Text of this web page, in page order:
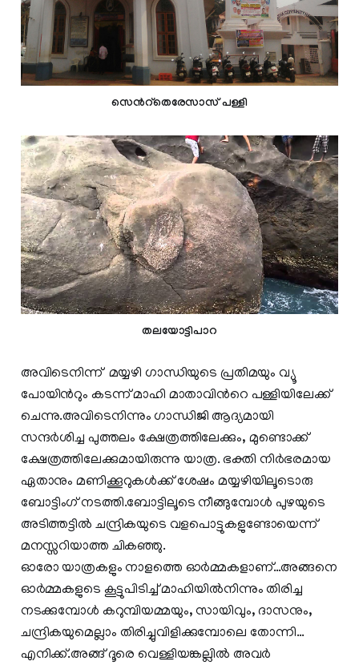
സെന്‍റ്തെരേസാസ് പള്ളി
തലയോട്ടിപാറ
അവിടെനിന്ന് മയ്യഴി ഗാന്ധിയുടെ പ്രതിമയും വ്യൂ
പോയിന്‍റും കടന്ന് മാഹി മാതാവിന്‍റെ പള്ളിയിലേക്ക്
ചെന്നു.അവിടെനിന്നും ഗാന്ധിജി ആദ്യമായി
സന്ദർശിച്ച പുത്തലം ക്ഷേത്രത്തിലേക്കും, മുണ്ടൊക്ക്
ക്ഷേത്രത്തിലേക്കുമായിരുന്നു യാത്ര. ഭക്തി നിർഭരമായ
ഏതാനും മണിക്കൂറുകൾക്ക് ശേഷം മയ്യഴിയിലൂടൊരു
ബോട്ടിംഗ് നടത്തി.ബോട്ടിലൂടെ നീങ്ങുമ്പോൾ പുഴയുടെ
അടിത്തട്ടിൽ ചന്ദ്രികയുടെ വളപൊട്ടുകളുണ്ടോയെന്ന്
മനസ്സറിയാത്ത ചികഞ്ഞു.
ഓരോ യാത്രകളും നാളത്തെ ഓർമ്മകളാണ്…അങ്ങനെ
ഓർമ്മകളുടെ കൂട്ടുപിടിച്ച് മാഹിയിൽനിന്നും തിരിച്ച
നടക്കുമ്പോൾ കറുമ്പിയമ്മയും, സായിവും, ദാസനും,
ചന്ദ്രികയുമെല്ലാം തിരിച്ചുവിളിക്കുമ്പോലെ തോന്നി…
എനിക്ക്.അങ്ങ് ദൂരെ വെള്ളിയങ്കല്ലിൽ അവർ